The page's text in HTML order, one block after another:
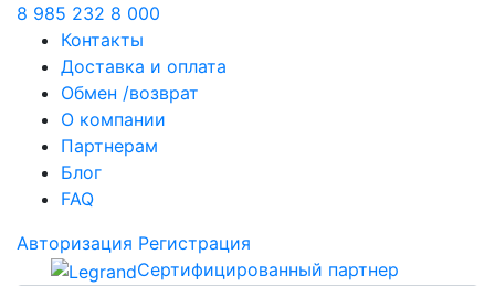
8 985 232 8 000
Контакты
Доставка и оплата
Обмен /возврат
О компании
Партнерам
Блог
FAQ
Авторизация Регистрация
Сертифицированный партнер